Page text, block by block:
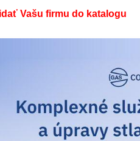
Vašu firmu do katalogu